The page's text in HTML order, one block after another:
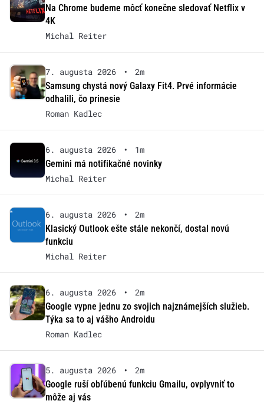
Na Chrome budeme môcť konečne sledovať Netflix v
4K
Michal Reiter
7. augusta 2026 •
2m
Samsung chystá nový Galaxy Fit4. Prvé informácie
odhalili, čo prinesie
Roman Kadlec
6. augusta 2026 •
1m
Gemini má notifikačné novinky
Michal Reiter
6. augusta 2026 •
2m
Klasický Outlook ešte stále nekončí, dostal novú
funkciu
Michal Reiter
6. augusta 2026 •
2m
Google vypne jednu zo svojich najznámejších služieb.
Týka sa to aj vášho Androidu
Roman Kadlec
5. augusta 2026 •
2m
Google ruší obľúbenú funkciu Gmailu, ovplyvniť to
môže aj vás